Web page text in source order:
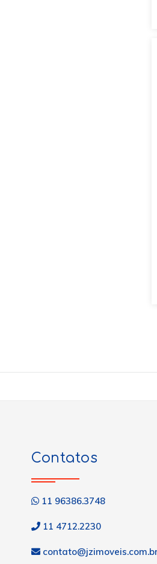
Contatos
11 96386.3748
11 4712.2230